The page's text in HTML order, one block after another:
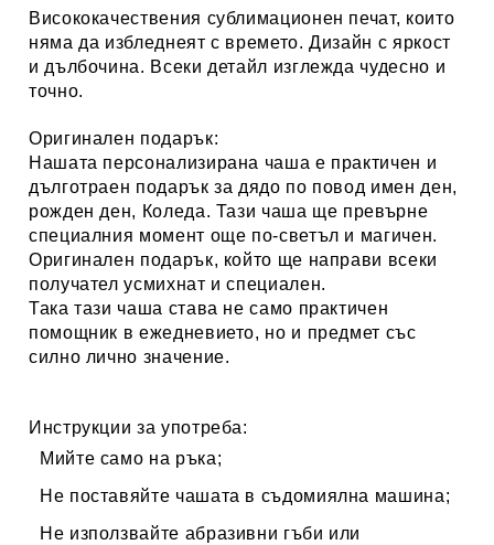
Висококачествения сублимационен печат, които
няма да избледнеят с времето. Дизайн с яркост
и дълбочина. Всеки детайл изглежда чудесно и
точно.
Оригинален подарък:
Нашата персонализирана чаша е практичен и
дълготраен подарък за дядо по повод имен ден,
рожден ден, Коледа. Тази чаша ще превърне
специалния момент още по-светъл и магичен.
Оригинален подарък, който ще направи всеки
получател усмихнат и специален.
Така тази чаша става не само практичен
помощник в ежедневието, но и предмет със
силно лично значение.
Инструкции за употреба:
Мийте само на ръка;
Не поставяйте чашата в съдомиялна машина;
Не използвайте абразивни гъби или